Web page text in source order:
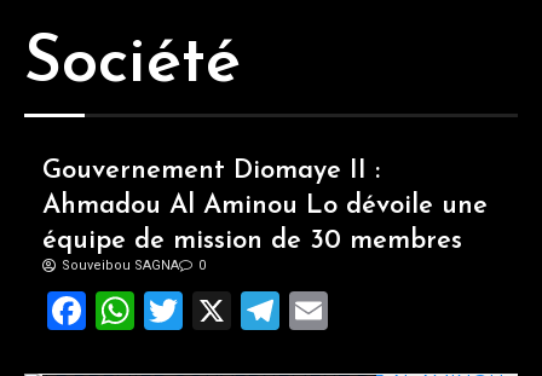
Société
Gouvernement Diomaye II :
Ahmadou Al Aminou Lo dévoile une
équipe de mission de 30 membres
Souveibou SAGNA 0
Facebook
WhatsApp
Twitter
X Telegram